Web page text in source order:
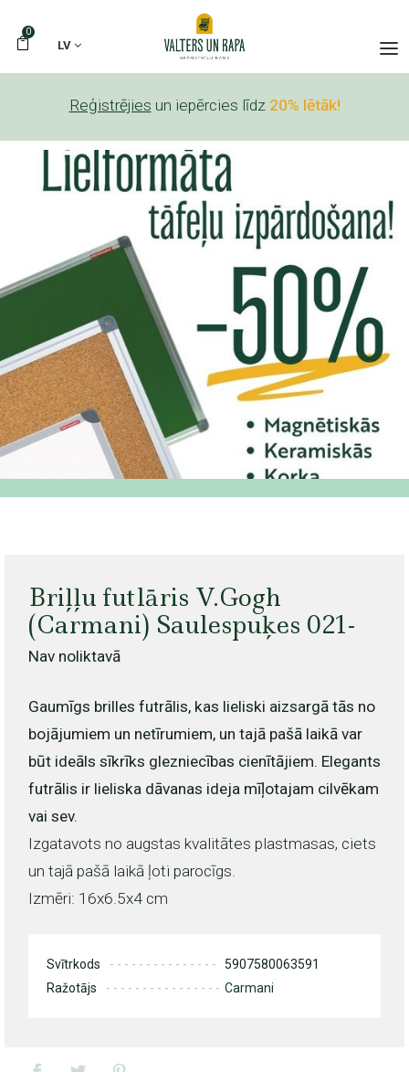
0
LV
Reģistrējies un iepērcies līdz 20% lētāk!
Briļļu futlāris V.Gogh
(Carmani) Saulespuķes 021-
Nav noliktavā
Gaumīgs brilles futrālis, kas lieliski aizsargā tās no
bojājumiem un netīrumiem, un tajā pašā laikā var
būt ideāls sīkrīks glezniecības cienītājiem. Elegants
futrālis ir lieliska dāvanas ideja mīļotajam cilvēkam
vai sev.
Izgatavots no augstas kvalitātes plastmasas, ciets
un tajā pašā laikā ļoti parocīgs.
Izmēri: 16x6.5x4 cm
Svītrkods
5907580063591
Ražotājs
Carmani